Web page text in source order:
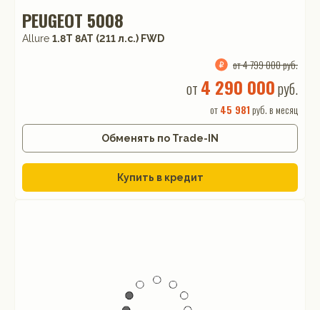
PEUGEOT 5008
Allure 1.8T 8AT (211 л.с.) FWD
от 4 799 000 руб.
от 4 290 000руб.
от45 981 руб. в месяц
Обменять по Trade-IN
Купить в кредит